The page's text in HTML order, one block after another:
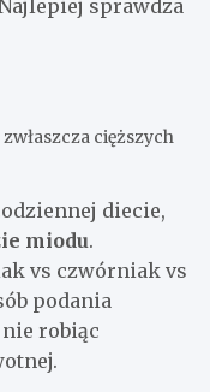
sprawdza
cięższych
diecie,
miodu.
vs czwórniak vs
podania
robiąc